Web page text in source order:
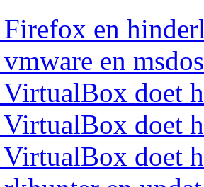
en
en
doet
doet
doet